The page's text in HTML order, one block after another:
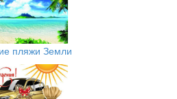
пляжи Земли